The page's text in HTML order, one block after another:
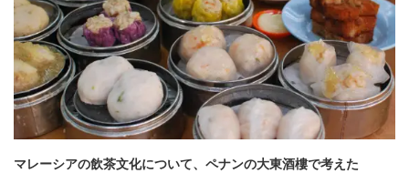
マレーシアの飲茶文化について、ペナンの大東酒樓で考えた